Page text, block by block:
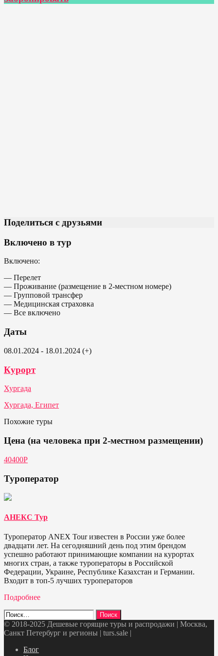
Поделиться с друзьями
Включено в тур
Включено:
— Перелет
— Проживание (размещение в 2-местном номере)
— Групповой трансфер
— Медицинская страховка
— Все включено
Даты
08.01.2024 - 18.01.2024 (+)
Курорт
Хургада
Хургада, Египет
Похожие туры
Цена (на человека при 2-местном размещении)
40400Р
Туроператор
АНЕКС Тур
Туроператор ANEX Tour известен в России уже более
двадцати лет. На сегодняшний день под этим брендом
успешно работают принимающие компании на курортах
многих стран, а также туроператоры в Российской
Федерации, Украине, Республике Казахстан и Германии.
Входит в топ-5 лучших туроператоров
Подробнее
Найти:
© 2018-2025 Дешевые горящие туры и распродажи | Москва,
Санкт Петербург и регионы | turs.sale |
Блог